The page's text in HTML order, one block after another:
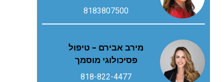
8183807500
מירב אבירם – טיפול
פסיכולוגי מוסמך
818-822-4477